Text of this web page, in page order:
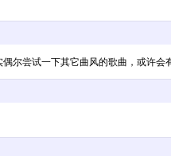
尔尝试一下其它曲风的歌曲，或许会